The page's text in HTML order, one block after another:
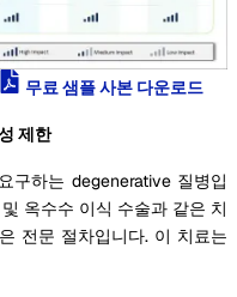
무료 샘플 사본 다운로드
제한
구하는 degenerative 질병입
옥수수 이식 수술과 같은 치
전문 절차입니다. 이 치료는